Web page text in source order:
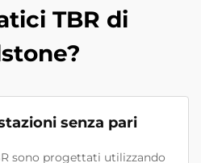
TBR di
senza pari
sono progettati utilizzando